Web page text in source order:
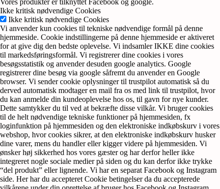
Ikke kritisk nødvendige Cookies
Ikke kritisk nødvendige Cookies
Vi anvender kun cookies til tekniske nødvendige formål på denne
hjemmeside. Cookie indstillingerne på denne hjemmeside er aktiveret
for at give dig den bedste oplevelse. Vi indsamler IKKE dine cookies
til markedsføringsformål. Vi registrerer dine cookies i vores
besøgsstatistik og anvender desuden google analytics. Google
registrerer dine besøg via google såfremt du anvender en Google
browser. Vi sender cookie oplysninger til trustpilot automatisk så du
derved automatisk modtager en mail fra os med link til trustpilot, hvor
du kan anmelde din kundeoplevelse hos os, til gavn for nye kunder.
Dette samtykker du til ved at bekræfte disse vilkår. Vi bruger cookies
til de helt nødvendige tekniske funktioner på hjemmesiden, fx
loginfunktion på hjemmesiden og den elektroniske indkøbskurv i vores
webshop, hvor cookies sikrer, at den elektroniske indkøbskurv husker
dine varer, mens du handler eller kigger videre på hjemmesiden. Vi
ønsker høj sikkerhed hos vores gæster og har derfor heller ikke
integreret nogle sociale medier på siden og du kan derfor ikke trykke
“del produkt” eller lignende. Vi har en separat Facebook og Instagram
side. Her har du accepteret Cookie betingelser da du accepterede